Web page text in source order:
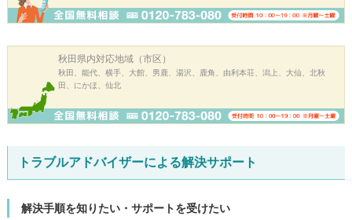
秋田県内対応地域（市区）
秋田、能代、横手、大館、男鹿、湯沢、鹿角、由利本荘、潟上、大仙、北秋
田、にかほ、仙北
トラブルアドバイザーによる解決サポート
解決手順を知りたい・サポートを受けたい